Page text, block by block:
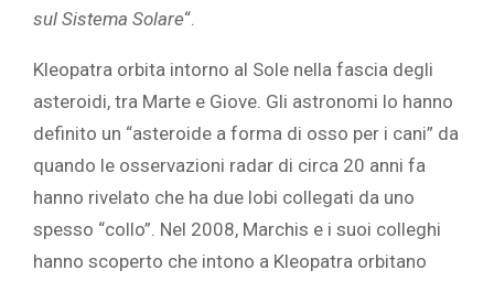
sul Sistema Solare“.
Kleopatra orbita intorno al Sole nella fascia degli
asteroidi, tra Marte e Giove. Gli astronomi lo hanno
definito un “asteroide a forma di osso per i cani” da
quando le osservazioni radar di circa 20 anni fa
hanno rivelato che ha due lobi collegati da uno
spesso “collo”. Nel 2008, Marchis e i suoi colleghi
hanno scoperto che intono a Kleopatra orbitano